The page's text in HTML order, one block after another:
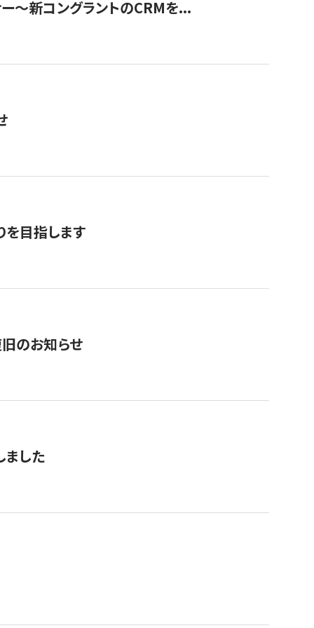
ー〜新コングラントのCRMを...
を目指します
のお知らせ
ました